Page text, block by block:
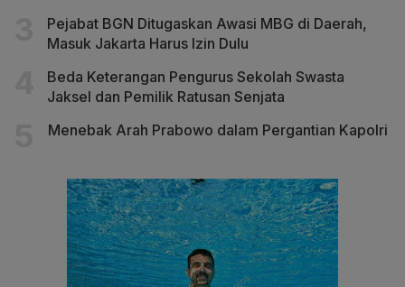
Pejabat BGN Ditugaskan Awasi MBG di Daerah,
Masuk Jakarta Harus Izin Dulu
Beda Keterangan Pengurus Sekolah Swasta
Jaksel dan Pemilik Ratusan Senjata
Menebak Arah Prabowo dalam Pergantian Kapolri